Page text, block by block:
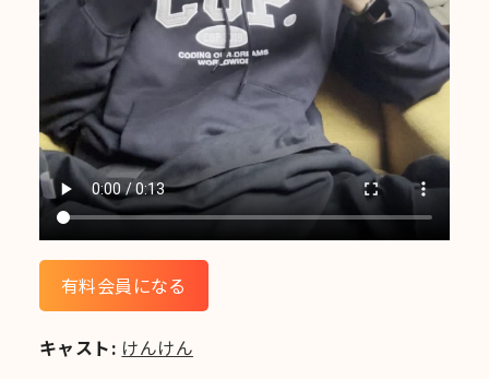
有料会員になる
キャスト: けんけん